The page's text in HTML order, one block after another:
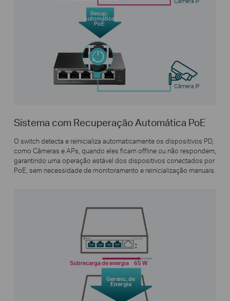
Câmera IP
Recup.
Automática
PoE
Sistema com Recuperação Automática PoE
O switch detecta e reinicializa automaticamente os dispositivos PD,
como Câmeras e APs, quando eles ficam offline ou não respondem,
garantindo uma operação estável dos dispositivos conectados por
PoE, sem necessidade de monitoramento e reinicialização manuais.
Sobrecarga de energia 65 W
Gerenc. de
Energia